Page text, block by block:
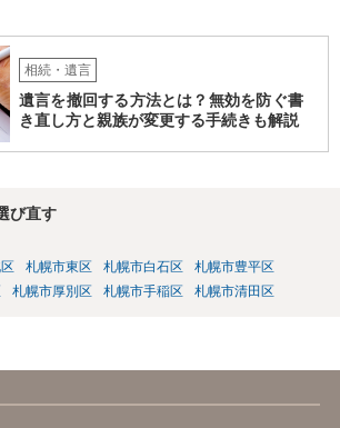
相続・遺言
遺言を撤回する方法とは？無効を防ぐ書
き直し方と親族が変更する手続きも解説
び直す
札幌市東区 札幌市白石区
札幌市豊平区
札幌市厚別区 札幌市手稲区 札幌市清田区